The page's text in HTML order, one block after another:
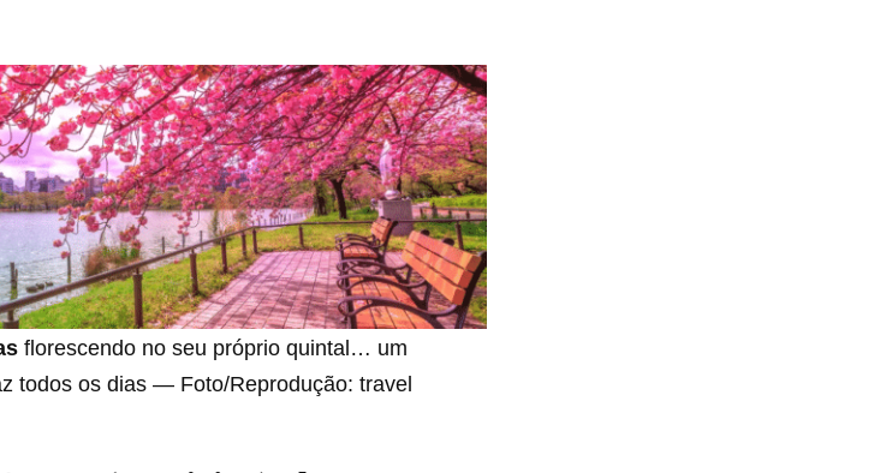
florescendo no seu próprio quintal… um
todos os dias — Foto/Reprodução: travel